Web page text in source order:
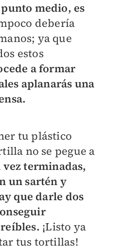
medio, es
debería
ya que
estos
a formar
aplanarás una
tu plástico
no se pegue a
vez terminadas,
un sartén y
que darle dos
¡Listo ya
tus tortillas!